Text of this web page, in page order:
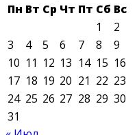
Пн Вт Ср Чт Пт Сб Вс
1
2
3
4 5 6 7 8
9
10 11 12 13 14 15 16
17 18 19 20 21 22 23
24 25 26 27 28 29 30
31